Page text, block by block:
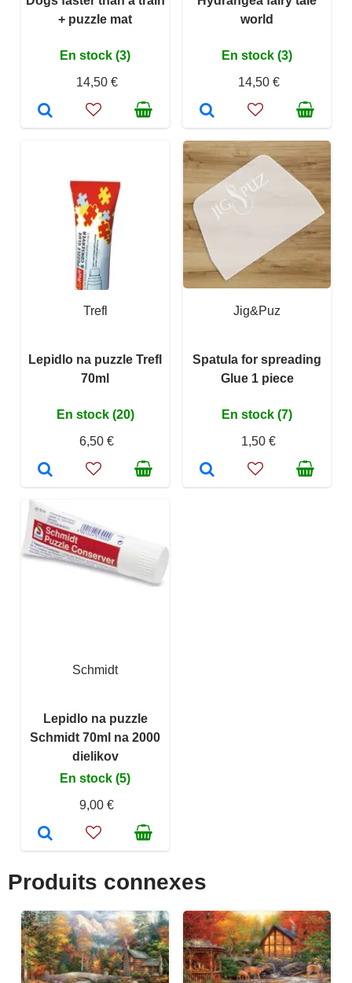
+ puzzle mat
En stock (3)
14,50 €
world
En stock (3)
14,50 €
Trefl
Lepidlo na puzzle Trefl
70ml
En stock (20)
6,50 €
Jig&Puz
Spatula for spreading
Glue 1 piece
En stock (7)
1,50 €
Schmidt
Lepidlo na puzzle
Schmidt 70ml na 2000
dielikov
En stock (5)
9,00 €
Produits connexes